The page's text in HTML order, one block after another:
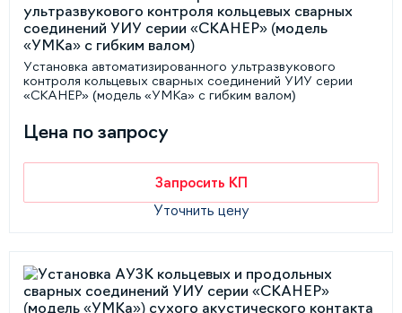
Установка автоматизированного ультразвукового
контроля кольцевых сварных соединений УИУ серии
«СКАНЕР» (модель «УМКа» с гибким валом)
Цена по запросу
Запросить КП
Уточнить цену